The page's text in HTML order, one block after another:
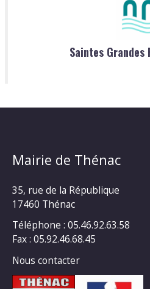
Saintes Grandes
Mairie de Thénac
35, rue de la République
17460 Thénac
Téléphone : 05.46.92.63.58
Fax : 05.92.46.68.45
Nous contacter